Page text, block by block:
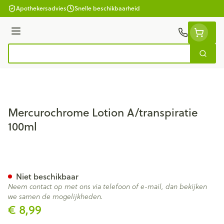
Ga naar de inhoud
Apothekersadvies Snelle beschikbaarheid
Menu
Zoek
Mercurochrome Lotion A/transpiratie
100ml
€ 8,99
Niet beschikbaar
Neem contact op met ons via telefoon of e-mail, dan bekijken
we samen de mogelijkheden.